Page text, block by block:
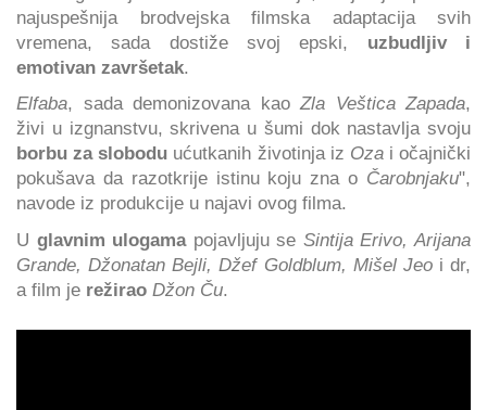
najuspešnija brodvejska filmska adaptacija svih
vremena, sada dostiže svoj epski, uzbudljiv i
emotivan završetak.
Elfaba, sada demonizovana kao Zla Veštica Zapada,
živi u izgnanstvu, skrivena u šumi dok nastavlja svoju
borbu za slobodu ućutkanih životinja iz Ozai očajnički
pokušava da razotkrije istinu koju zna o Čarobnjaku",
navode iz produkcije u najavi ovog filma.
U glavnim ulogamapojavljuju se Sintija Erivo, Arijana
Grande, Džonatan Bejli, Džef Goldblum, Mišel Jeoi dr,
a film je režirao Džon Ču.